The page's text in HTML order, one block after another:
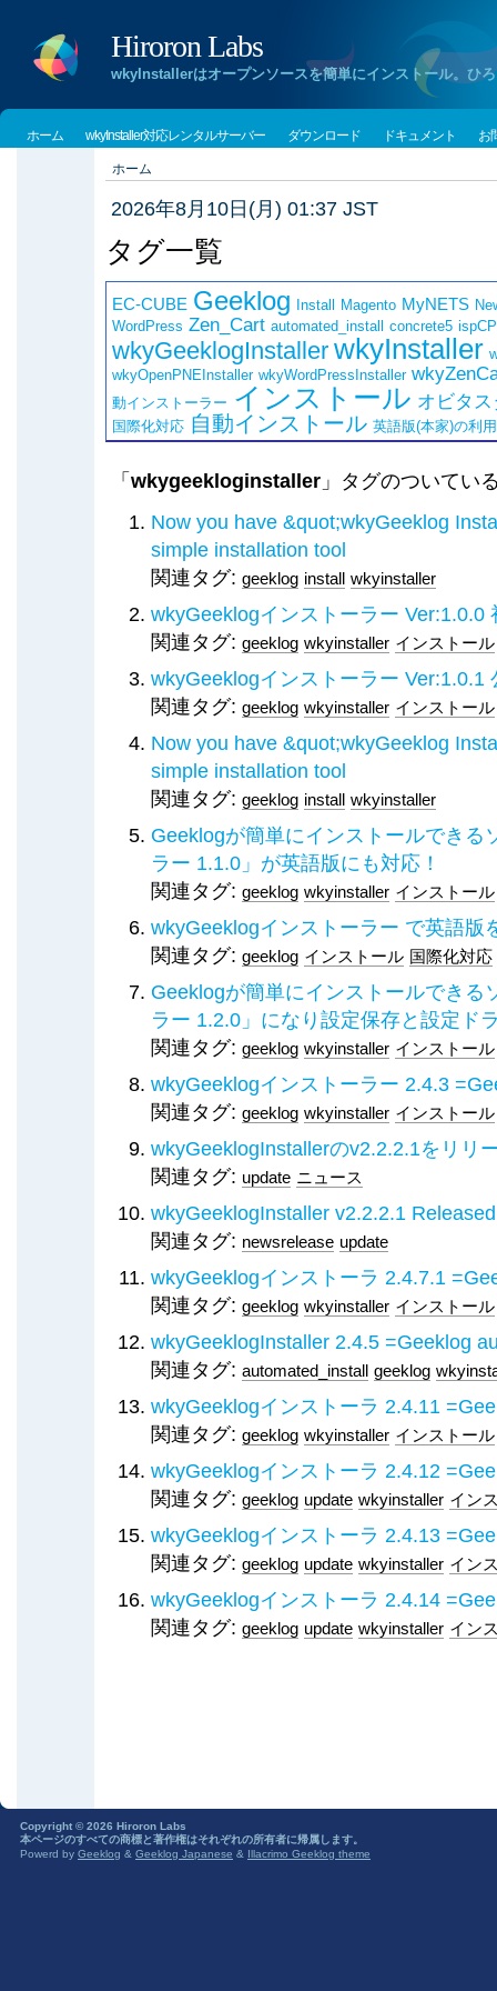
Hiroron Labs
wkyInstallerはオープンソースを簡単にインストール。ひ
ホーム wkyInstaller対応レンタルサーバー ダウンロード ドキュメント お
ホーム
2026年8月10日(月) 01:37 JST
タグ一覧
EC-CUBE Geeklog Install Magento MyNETS
WordPress Zen_Cart automated_install concrete5 ispCP
wkyGeeklogInstaller wkyInstaller
wkyOpenPNEInstaller wkyWordPressInstaller
動インストーラー インストール オビタ
国際化対応 自動インストール 英語版(本家)の利
「 wkygeekloginstaller 」タグのついてい
Now you have &quot;wkyGeeklog
simple installation tool
関連タグ: geeklog install wkyinstaller
wkyGeeklogインストーラー Ver:1.0.0
関連タグ: geeklog wkyinstaller インストール
wkyGeeklogインストーラー Ver:1.0.1
関連タグ: geeklog wkyinstaller インストール
Now you have &quot;wkyGeeklog
simple installation tool
関連タグ: geeklog install wkyinstaller
Geeklogが簡単にインストールできる
ラー 1.1.0」が英語版にも対応！
関連タグ: geeklog wkyinstaller インストール
wkyGeeklogインストーラー で英語版
関連タグ: geeklog インストール 国際化対応
Geeklogが簡単にインストールできる
ラー 1.2.0」になり設定保存と設定ド
関連タグ: geeklog wkyinstaller インストール
wkyGeeklogインストーラー 2.4.3
関連タグ: geeklog wkyinstaller インストール
wkyGeeklogInstallerのv2.2.2.1をリリ
関連タグ: update ニュース
wkyGeeklogInstaller v2.2.2.1
関連タグ: newsrelease update
wkyGeeklogインストーラ 2.4.7.1
関連タグ: geeklog wkyinstaller インストール
wkyGeeklogInstaller 2.4.5 =Geeklog
関連タグ: automated_install geeklog
wkyGeeklogインストーラ 2.4.11
関連タグ: geeklog wkyinstaller インストール
wkyGeeklogインストーラ 2.4.12
関連タグ: geeklog update wkyinstaller イン
wkyGeeklogインストーラ 2.4.13
関連タグ: geeklog update wkyinstaller イン
wkyGeeklogインストーラ 2.4.14
関連タグ: geeklog update wkyinstaller イン
Copyright © 2026 Hiroron Labs
本ページのすべての商標と著作権はそれぞれの所有者に帰属します。
Powerd by Geeklog & Geeklog Japanese & Illacrimo Geeklog theme